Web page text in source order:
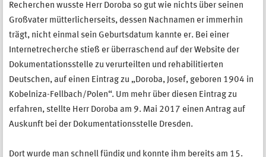
Recherchen wusste Herr Doroba so gut wie nichts über seinen
Großvater mütterlicherseits, dessen Nachnamen er immerhin
trägt, nicht einmal sein Geburtsdatum kannte er. Bei einer
Internetrecherche stieß er überraschend auf der Website der
Dokumentationsstelle zu verurteilten und rehabilitierten
Deutschen, auf einen Eintrag zu „Doroba, Josef, geboren 1904 in
Kobelniza-Fellbach/Polen“. Um mehr über diesen Eintrag zu
erfahren, stellte Herr Doroba am 9. Mai 2017 einen Antrag auf
Auskunft bei der Dokumentationsstelle Dresden.
Dort wurde man schnell fündig und konnte ihm bereits am 15.